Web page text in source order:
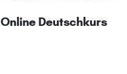
Online Deutschkurs